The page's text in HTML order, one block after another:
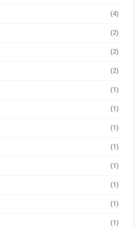
(4)
(2)
(2)
(2)
(1)
(1)
(1)
(1)
(1)
(1)
(1)
(1)